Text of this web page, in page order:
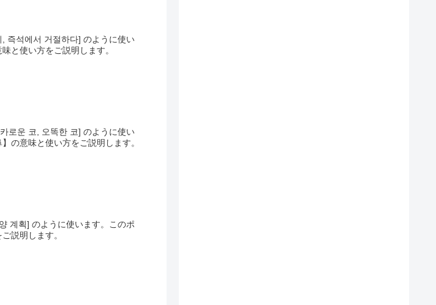
즉석에서 거절하다] のように使い
と使い方をご説明します。
로운 코, 오똑한 코] のように使い
の意味と使い方をご説明します。
계획] のように使います。このポ
説明します。